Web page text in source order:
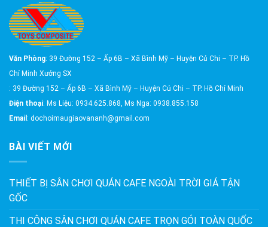
Văn Phòng: 39 Đường 152 – Ấp 6B – Xã Bình Mỹ – Huyện Củ Chi – TP. Hồ
Chí Minh Xưởng SX
: 39 Đường 152 – Ấp 6B – Xã Bình Mỹ – Huyện Củ Chi – TP. Hồ Chí Minh
Điện thoại: Ms Liệu: 0934.625.868, Ms Nga: 0938.855.158
Email : dochoimaugiaovananh@gmail.com
BÀI VIẾT MỚI
THIẾT BỊ SÂN CHƠI QUÁN CAFE NGOÀI TRỜI GIÁ TẬN
GỐC
THI CÔNG SÂN CHƠI QUÁN CAFE TRỌN GÓI TOÀN QUỐC